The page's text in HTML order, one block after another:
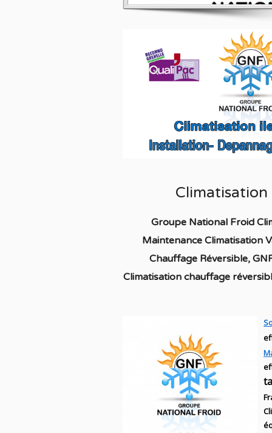
Groupe National Froid
Maintenance Climatisation
Chauffage Réversible,
Climatisation chauffage